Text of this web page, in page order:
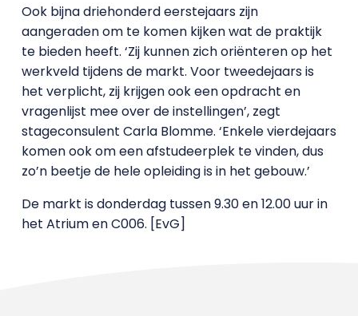
Ook bijna driehonderd eerstejaars zijn
aangeraden om te komen kijken wat de praktijk
te bieden heeft. ‘Zij kunnen zich oriënteren op het
werkveld tijdens de markt. Voor tweedejaars is
het verplicht, zij krijgen ook een opdracht en
vragenlijst mee over de instellingen’, zegt
stageconsulent Carla Blomme. ‘Enkele vierdejaars
komen ook om een afstudeerplek te vinden, dus
zo’n beetje de hele opleiding is in het gebouw.’
De markt is donderdag tussen 9.30 en 12.00 uur in
het Atrium en C006. [EvG]